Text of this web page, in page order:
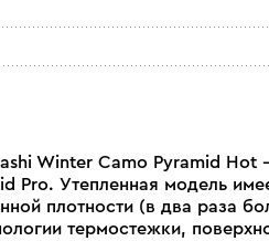
Winter Camo Pyramid
Pro. Утепленная модель
плотности (в два раза
термостежки,